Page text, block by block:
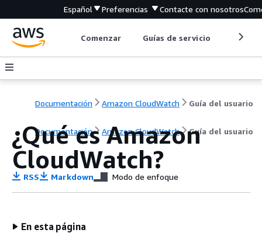
Español Preferencias Contacte con nosotros
Comenzar Guías de servicio
Documentación Amazon CloudWatch Guía del usuario
Documentación Amazon CloudWatch Guía del usuario
¿Qué es Amazon
CloudWatch?
RSS Markdown Modo de enfoque
En esta página